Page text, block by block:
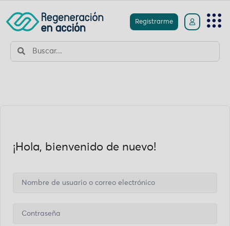
Registrarme
¡Hola, bienvenido de nuevo!